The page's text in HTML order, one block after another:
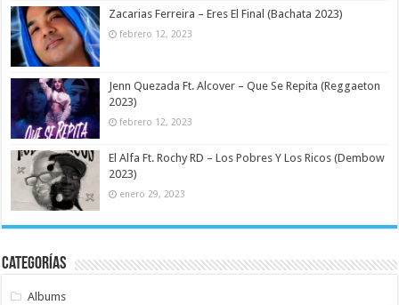
Zacarias Ferreira – Eres El Final (Bachata 2023)
febrero 12, 2023
Jenn Quezada Ft. Alcover – Que Se Repita (Reggaeton
2023)
febrero 12, 2023
El Alfa Ft. Rochy RD – Los Pobres Y Los Ricos (Dembow
2023)
enero 29, 2023
Categorías
Albums